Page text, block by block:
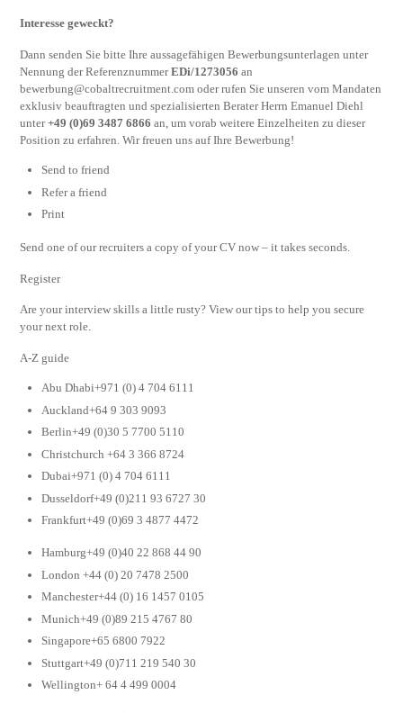
Interesse geweckt?
Dann senden Sie bitte Ihre aussagefähigen Bewerbungsunterlagen unter
Nennung der ReferenznummerEDi/1273056 an
bewerbung@cobaltrecruitment.com oder rufen Sie unseren vom Mandaten
exklusiv beauftragten und spezialisierten Berater Herrn Emanuel Diehl
unter+49 (0)69 3487 6866 an, um vorab weitere Einzelheiten zu dieser
Position zu erfahren. Wir freuen uns auf Ihre Bewerbung!
Send to friend
Refer a friend
Print
Send one of our recruiters a copy of your CV now – it takes seconds.
Register
Are your interview skills a little rusty? View our tips to help you secure
your next role.
A-Z guide
Abu Dhabi+971 (0) 4 704 6111
Auckland+64 9 303 9093
Berlin+49 (0)30 5 7700 5110
Christchurch +64 3 366 8724
Dubai+971 (0) 4 704 6111
Dusseldorf+49 (0)211 93 6727 30
Frankfurt+49 (0)69 3 4877 4472
Hamburg+49 (0)40 22 868 44 90
London +44 (0) 20 7478 2500
Manchester+44 (0) 16 1457 0105
Munich+49 (0)89 215 4767 80
Singapore+65 6800 7922
Stuttgart+49 (0)711 219 540 30
Wellington+ 64 4 499 0004